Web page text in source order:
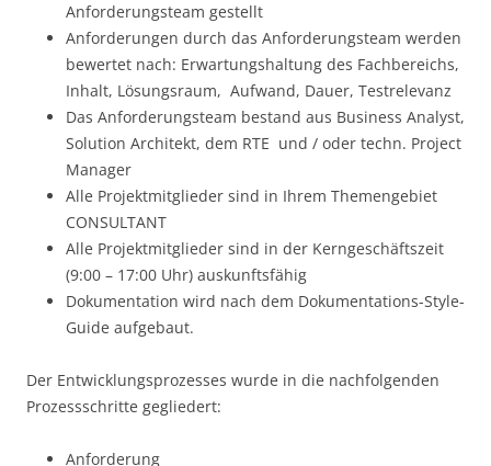
Anforderungsteam gestellt
Anforderungen durch das Anforderungsteam werden
bewertet nach: Erwartungshaltung des Fachbereichs,
Inhalt, Lösungsraum, Aufwand, Dauer, Testrelevanz
Das Anforderungsteam bestand aus Business Analyst,
Solution Architekt, dem RTE und / oder techn. Project
Manager
Alle Projektmitglieder sind in Ihrem Themengebiet
CONSULTANT
Alle Projektmitglieder sind in der Kerngeschäftszeit
(9:00 – 17:00 Uhr) auskunftsfähig
Dokumentation wird nach dem Dokumentations-Style-
Guide aufgebaut.
Der Entwicklungsprozesses wurde in die nachfolgenden
Prozessschritte gegliedert:
Anforderung